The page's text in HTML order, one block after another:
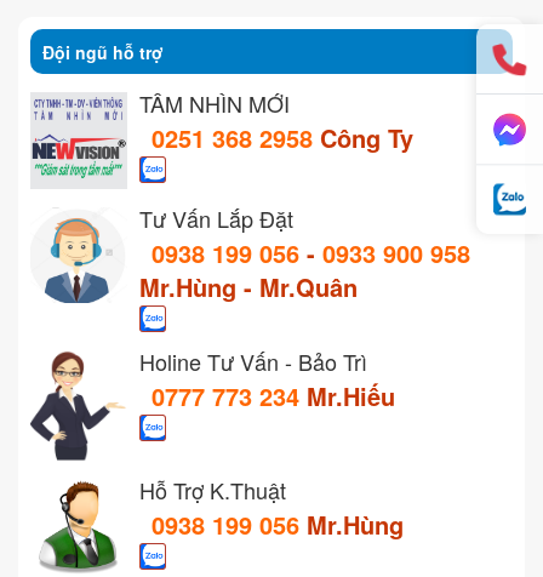
Đội ngũ hỗ trợ
TẦM NHÌN MỚI
0251 368 2958 Công Ty
Tư Vấn Lắp Đặt
0938 199 056 - 0933 900 958
Mr.Hùng - Mr.Quân
Holine Tư Vấn - Bảo Trì
0777 773 234 Mr.Hiếu
Hỗ Trợ K.Thuật
0938 199 056 Mr.Hùng